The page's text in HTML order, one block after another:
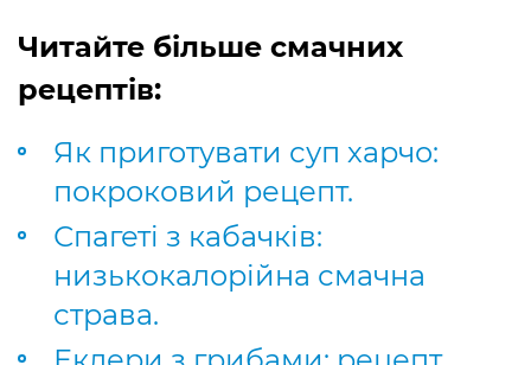
Читайте більше смачних
рецептів:
Як приготувати суп харчо:
покроковий рецепт.
Спагеті з кабачків:
низькокалорійна смачна
страва.